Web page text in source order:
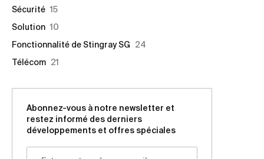
Sécurité 15
Solution 10
Fonctionnalité de Stingray SG
24
Télécom 21
Abonnez-vous à notre newsletter et
restez informé des derniers
développements et offres spéciales